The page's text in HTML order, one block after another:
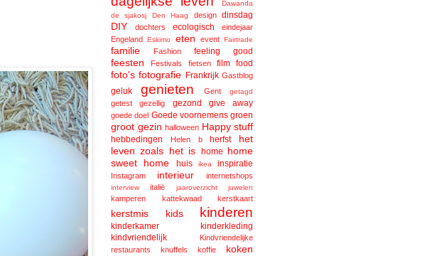
Dawanda
de sjakosj
Den Haag design dinsdag
DIY dochters ecologisch
eindejaar
Engeland
Eskimo eten event Fairtrade
familie Fashion feeling good
feesten Festivals fietsen film food
foto's fotografie Frankrijk Gastblog
geluk genieten Gent getagd
getest gezellig gezond give away
goede doel Goede voornemens groen
groot gezin halloween Happy stuff
hebbedingen Helen b herfst
het
leven zoals het is
home home
sweet home
huis ikea inspiratie
Instagram interieur internetshops
interview italië jaaroverzicht juwelen
kamperen kattekwaad kerstkaart
kerstmis kids kinderen
kinderkamer
kinderkleding
kindvriendelijk
Kindvriendelijke
restaurants
knuffels koffie koken